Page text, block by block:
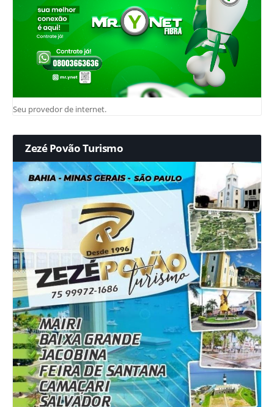
Seu provedor de internet.
Zezé Povão Turismo